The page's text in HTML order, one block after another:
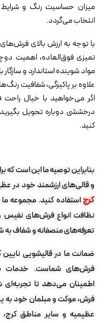
میزان حساسیت رنگ و
انتخاب می‌گردد.
با توجه به ارزش بالای
تمیزی فوق‌العاده، اهمیت
مواد شوینده استاندارد و
علاوه بر پاکیزگی، شفافیت
اگر می‌خواهید با خیال
درخششی دوباره تحویل
کنید.
بنابراین توصیه ما این است
و قالی‌های ارزشمند خود در
کرجاستفاده کنید. مجموعه
نظافت انواع فرش‌های نفیس
تعرفه‌های منصفانه و شفاف به
ضمانت ما در قالیشویی
فرش‌های شماست. خدمات
اطمینان می‌دهد تا
فرش، موکت و مبلمان خود به
عظیمیه و سایر مناطق کرج،